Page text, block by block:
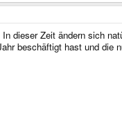
dieser Zeit ändern sich
beschäftigt hast und die